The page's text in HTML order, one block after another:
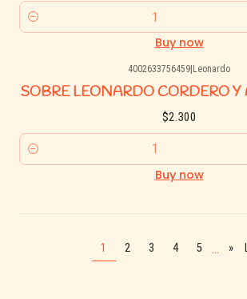
Quantity
Buy now
4002633756459 Leonardo
SOBRE LEONARDO CORDERO
$2.300
Quantity
Buy now
1 2 3 4 5 ... »